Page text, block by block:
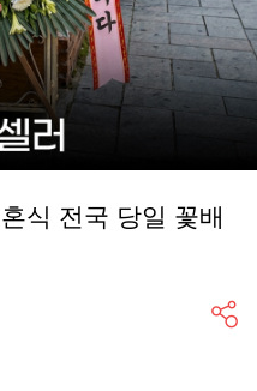
식 전국 당일 꽃배